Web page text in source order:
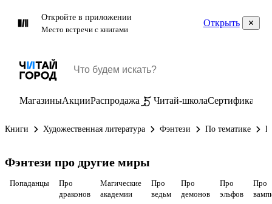
Откройте в приложении
Место встречи с книгами
Открыть
МагазиныАкцииРаспродажа Читай-школаСертификаты
Книги Художественная литература Фэнтези По тематике
Фэнтези про другие миры
Попаданцы
Про
драконов
Магические
академии
Про
ведьм
Про
демонов
Про
эльфов
Про